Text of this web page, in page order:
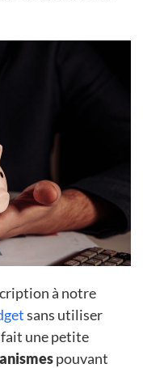
à notre
sans utiliser
une petite
pouvant